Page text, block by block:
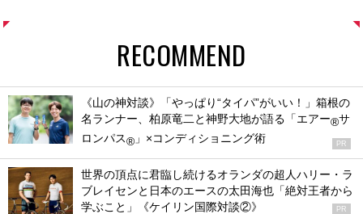
RECOMMEND
《山の神対談》「やっぱり“タイパ”がいい！」箱根の
名ランナー、柏原竜二と神野大地が語る「エアー®サ
ロンパス® 」×コンディショニング術 PR
世界の頂点に君臨し続けるオランダの超人ハリー・ラ
ブレイセンと日本のエースの太田海也「絶対王者から
学ぶこと」《ケイリン国際対談②》
PR